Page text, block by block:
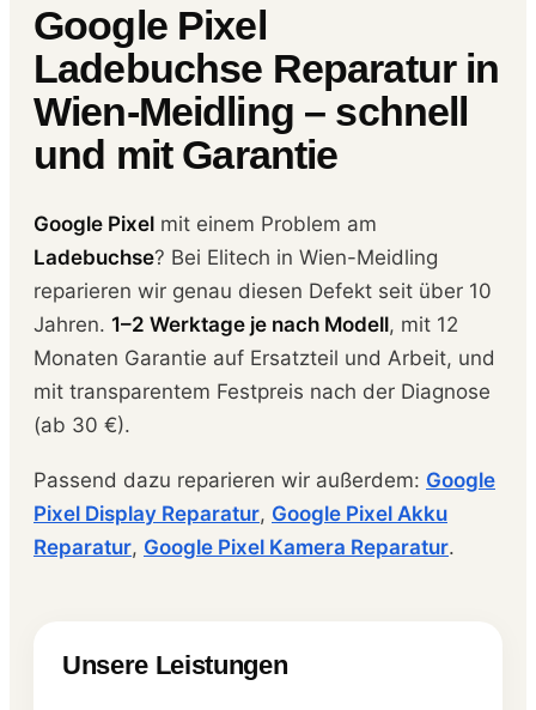
Google Pixel
Ladebuchse Reparatur in
Wien-Meidling – schnell
und mit Garantie
Google Pixel mit einem Problem am
Ladebuchse? Bei Elitech in Wien-Meidling
reparieren wir genau diesen Defekt seit über 10
Jahren. 1–2 Werktage je nach Modell, mit 12
Monaten Garantie auf Ersatzteil und Arbeit, und
mit transparentem Festpreis nach der Diagnose
(ab 30 €).
Passend dazu reparieren wir außerdem: Google
Pixel Display Reparatur, Google Pixel Akku
Reparatur, Google Pixel Kamera Reparatur.
Unsere Leistungen